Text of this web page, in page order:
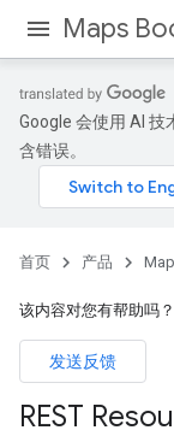
Maps
Google 会使用 AI
含错误。
首页 产品
该内容对您有帮助吗？
发送反馈
REST